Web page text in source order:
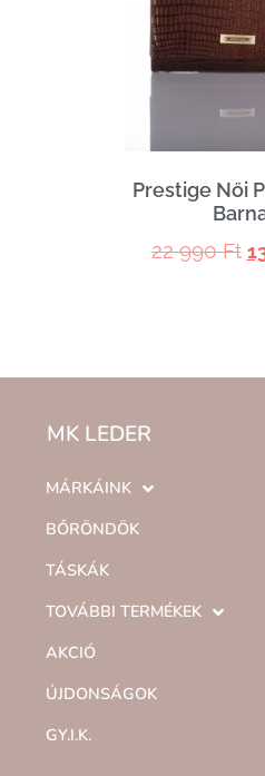
Prestige Női
22 990Ft
MK LEDER
MÁRKÁINK
BŐRÖNDÖK
TÁSKÁK
TOVÁBBI TERMÉKEK
AKCIÓ
ÚJDONSÁGOK
GY.I.K.